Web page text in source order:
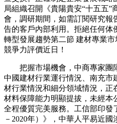
局組織召開《貴陽貴安“十五五”
會，調研期間，如需訂閱研究報
告的客戶內部利用。拒絕任何体
轉型發展趨勢第二節 建材專業
競爭力評價近日！
把握市場機會，中商專家團
中國建材行業運行情況、南充市
材行業情況和細分領域情況，正
材料保障能力明顯提拔，未經本
全程優質完美服務。工信部印發
－2020年）》，中華人平易近